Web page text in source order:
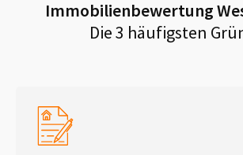
Immobilienbewertung
Die 3 häufigsten